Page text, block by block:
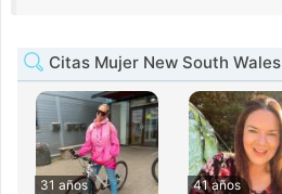
Citas Mujer New South Wales
31 años
41 años